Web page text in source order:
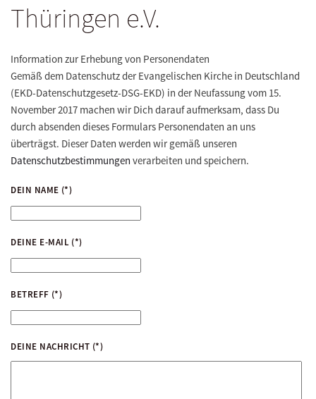
Thüringen e.V.
Information zur Erhebung von Personendaten
Gemäß dem Datenschutz der Evangelischen Kirche in Deutschland
(EKD-Datenschutzgesetz-DSG-EKD) in der Neufassung vom 15.
November 2017 machen wir Dich darauf aufmerksam, dass Du
durch absenden dieses Formulars Personendaten an uns
überträgst. Dieser Daten werden wir gemäß unseren
Datenschutzbestimmungen verarbeiten und speichern.
DEIN NAME (*)
DEINE E-MAIL (*)
BETREFF (*)
DEINE NACHRICHT (*)